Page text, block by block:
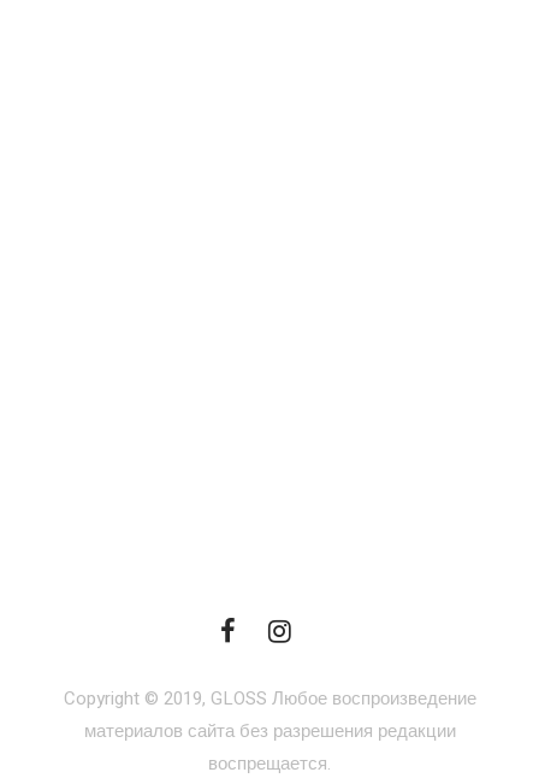
Copyright © 2019, GLOSS Любое воспроизведение
материалов сайта без разрешения редакции
воспрещается.